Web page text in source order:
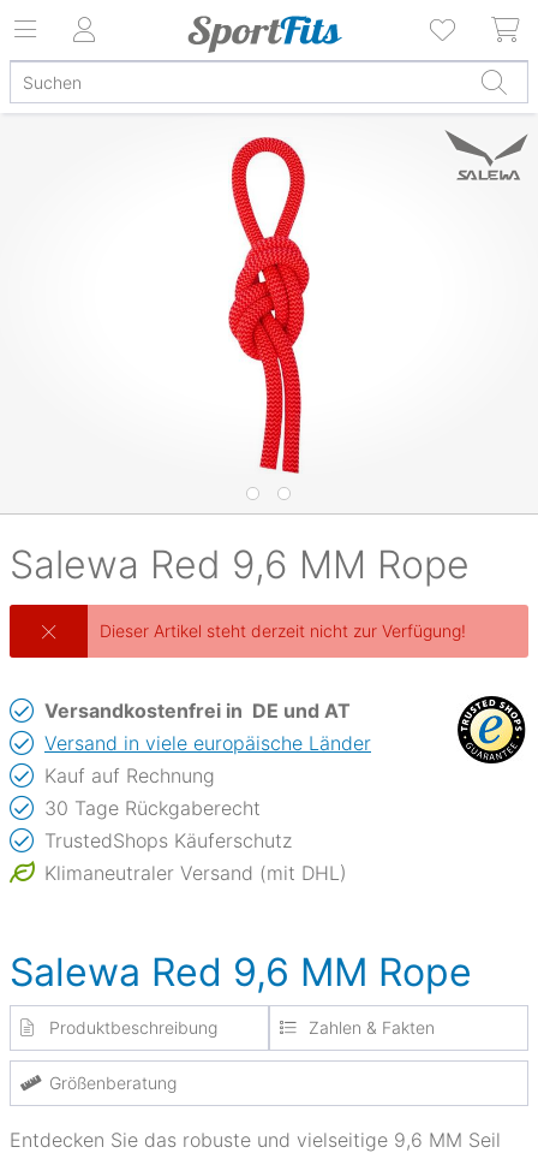
Salewa Red 9,6 MM Rope
Dieser Artikel steht derzeit nicht zur Verfügung!
Versandkostenfrei in DE und AT
Versand in viele europäische Länder
Kauf auf Rechnung
30 Tage Rückgaberecht
TrustedShops Käuferschutz
Klimaneutraler Versand (mit DHL)
Salewa Red 9,6 MM Rope
Produktbeschreibung Zahlen & Fakten
Größenberatung
Entdecken Sie das robuste und vielseitige 9,6 MM Seil